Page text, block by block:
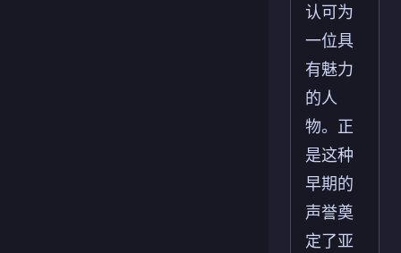
认可为
一位具
有魅力
的人
物。正
是这种
早期的
声誉奠
定了亚